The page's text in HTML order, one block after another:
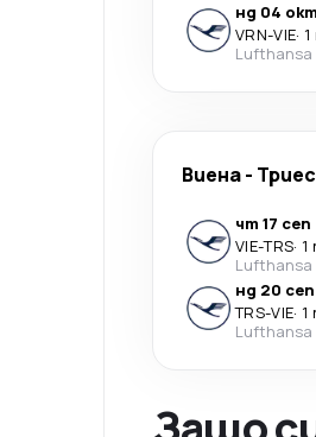
нд 04 окт
VRN-VIE·
Lufthansa
Виена-
чт 17 сеп
VIE-TRS· 1
Lufthansa
нд 20 сеп
TRS-VIE· 1
Lufthansa